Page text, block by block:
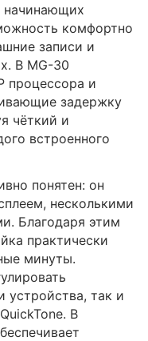
начинающих
комфортно
записи и
В MG-30
процессора и
задержку
чёткий и
встроенного
понятен: он
несколькими
Благодаря этим
практически
минуты.
устройства, так и
В